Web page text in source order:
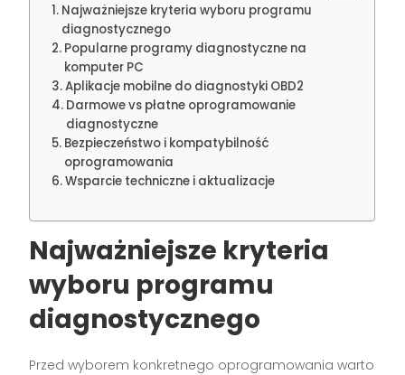
Najważniejsze kryteria wyboru programu
diagnostycznego
Popularne programy diagnostyczne na
komputer PC
Aplikacje mobilne do diagnostyki OBD2
Darmowe vs płatne oprogramowanie
diagnostyczne
Bezpieczeństwo i kompatybilność
oprogramowania
Wsparcie techniczne i aktualizacje
Najważniejsze kryteria
wyboru programu
diagnostycznego
Przed wyborem konkretnego oprogramowania warto